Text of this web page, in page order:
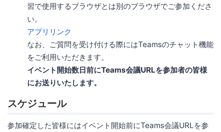
習で使用するブラウザとは別のブラウザでご参加くださ
い。
アプリリンク
なお、ご質問を受け付ける際にはTeamsのチャット機能
をご利用いただきます。
イベント開始数日前にTeams会議URLを参加者の皆様
にお送りいたします。
スケジュール
参加確定した皆様にはイベント開始前にTeams会議URLを参